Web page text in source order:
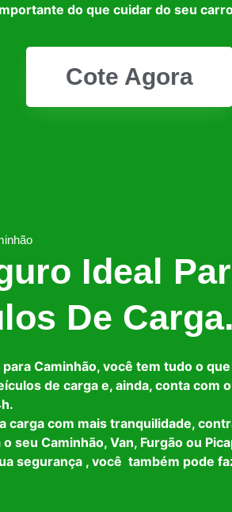
do que cuidar do seu
Cote Agora
Ideal
De Carga.
Caminhão, você tem tudo o
de carga e, ainda, conta com
carga com mais tranquilidade,
seu Caminhão, Van, Furgão ou
segurança , você também pode